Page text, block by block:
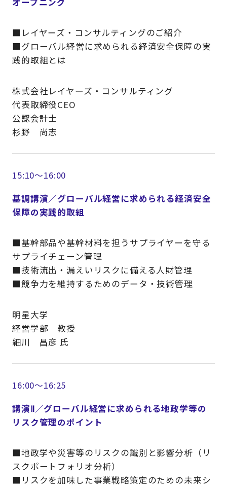
■レイヤーズ・コンサルティングのご紹介
■グローバル経営に求められる経済安全保障の実
践的取組とは
株式会社レイヤーズ・コンサルティング
代表取締役CEO
公認会計士
杉野 尚志
15:10～16:00
基調講演／グローバル経営に求められる経済安全
保障の実践的取組
■基幹部品や基幹材料を担うサプライヤーを守る
サプライチェーン管理
■技術流出・漏えいリスクに備える人財管理
■競争力を維持するためのデータ・技術管理
明星大学
経営学部 教授
細川 昌彦 氏
16:00～16:25
講演Ⅱ／グローバル経営に求められる地政学等の
リスク管理のポイント
■地政学や災害等のリスクの識別と影響分析（リ
スクポートフォリオ分析）
■リスクを加味した事業戦略策定のための未来シ